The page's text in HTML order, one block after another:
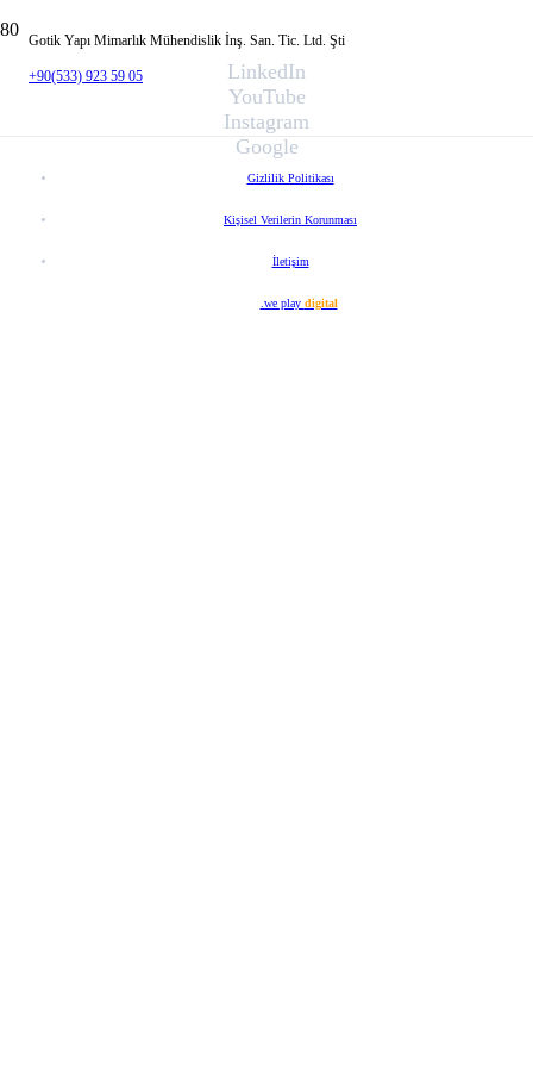
Gotik Yapı Mimarlık Mühendislik İnş. San. Tic. Ltd. Şti
+90(533) 923 59 05
LinkedIn
YouTube
Instagram
Google
Gizlilik Politikası
Kişisel Verilerin Korunması
İletişim
.we play digital